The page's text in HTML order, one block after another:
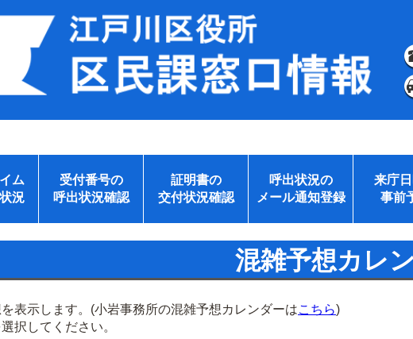
ム
況
受付番号の
呼出状況確認
証明書の
交付状況確認
呼出状況の
メール通知登録
来庁
事前
混雑予想カレ
表示します。(小岩事務所の混雑予想カレンダーはこちら)
択してください。